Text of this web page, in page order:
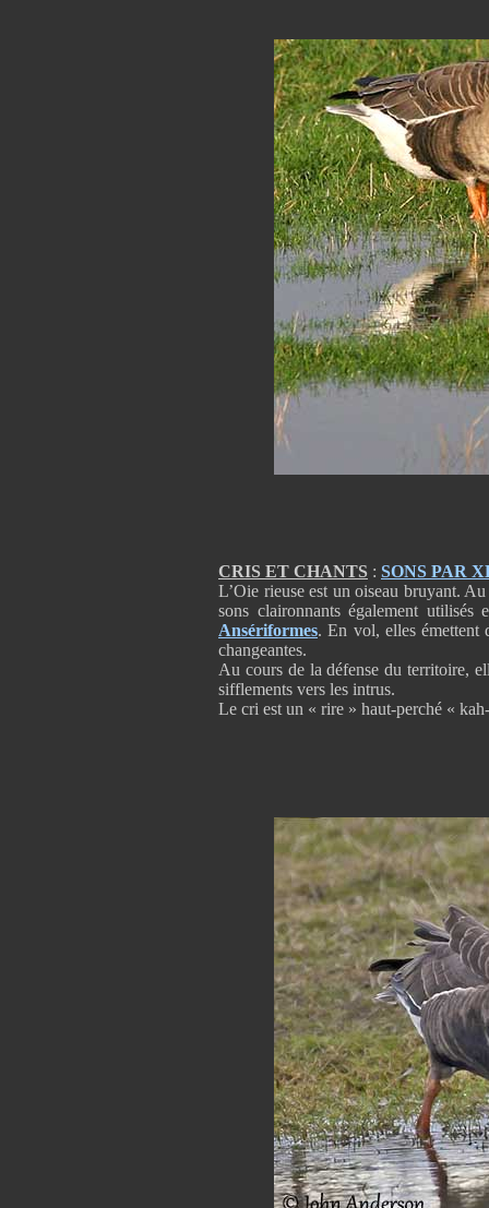
CRIS ET CHANTS : SONS PAR
L’Oie rieuse est un oiseau bruyant.
sons claironnants également utilisés
Ansériformes. En vol, elles émettent
changeantes.
Au cours de la défense du territoire,
sifflements vers les intrus.
Le cri est un « rire » haut-perché «